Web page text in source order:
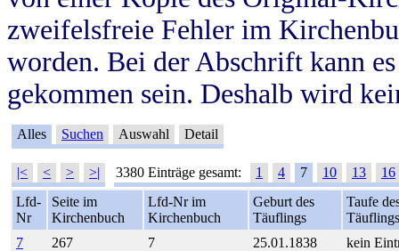
zweifelsfreie Fehler im
worden. Bei der Abschrift kann
gekommen sein. Deshalb wird
Alles Suchen Auswahl Detail
|< < > >| 3380 Einträge gesamt: 1 4 7 10 13
16
Lfd-
Nr
Seite im
Kirchenbuch
Lfd-Nr im
Kirchenbuch
Geburt des
Täuflings
Taufe
Täuflings
7
267 7 25.01.1838 kein